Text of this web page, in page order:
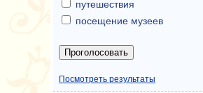
путешествия
посещение музеев
Посмотреть результаты